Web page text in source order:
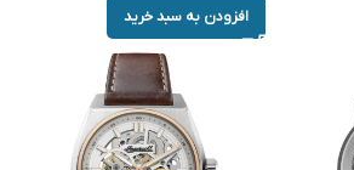
افزودن به سبد خرید